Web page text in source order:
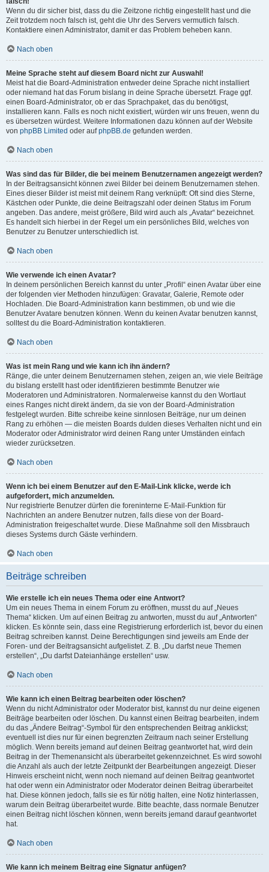
Wenn du dir sicher bist, dass du die Zeitzone richtig eingestellt hast und die
Zeit trotzdem noch falsch ist, geht die Uhr des Servers vermutlich falsch.
Kontaktiere einen Administrator, damit er das Problem beheben kann.
Nach oben
Meine Sprache steht auf diesem Board nicht zur Auswahl!
Meist hat die Board-Administration entweder deine Sprache nicht installiert
oder niemand hat das Forum bislang in deine Sprache übersetzt. Frage ggf.
einen Board-Administrator, ob er das Sprachpaket, das du benötigst,
installieren kann. Falls es noch nicht existiert, würden wir uns freuen, wenn du
es übersetzen würdest. Weitere Informationen dazu können auf der Website
von phpBB Limited oder aufphpBB.de gefunden werden.
Nach oben
Was sind das für Bilder, die bei meinem Benutzernamen angezeigt werden?
In der Beitragsansicht können zwei Bilder bei deinem Benutzernamen stehen.
Eines dieser Bilder ist meist mit deinem Rang verknüpft: Oft sind dies Sterne,
Kästchen oder Punkte, die deine Beitragszahl oder deinen Status im Forum
angeben. Das andere, meist größere, Bild wird auch als „Avatar“ bezeichnet.
Es handelt sich hierbei in der Regel um ein persönliches Bild, welches von
Benutzer zu Benutzer unterschiedlich ist.
Nach oben
Wie verwende ich einen Avatar?
In deinem persönlichen Bereich kannst du unter „Profil“ einen Avatar über eine
der folgenden vier Methoden hinzufügen: Gravatar, Galerie, Remote oder
Hochladen. Die Board-Administration kann bestimmen, ob und wie die
Benutzer Avatare benutzen können. Wenn du keinen Avatar benutzen kannst,
solltest du die Board-Administration kontaktieren.
Nach oben
Was ist mein Rang und wie kann ich ihn ändern?
Ränge, die unter deinem Benutzernamen stehen, zeigen an, wie viele Beiträge
du bislang erstellt hast oder identifizieren bestimmte Benutzer wie
Moderatoren und Administratoren. Normalerweise kannst du den Wortlaut
eines Ranges nicht direkt ändern, da sie von der Board-Administration
festgelegt wurden. Bitte schreibe keine sinnlosen Beiträge, nur um deinen
Rang zu erhöhen — die meisten Boards dulden dieses Verhalten nicht und ein
Moderator oder Administrator wird deinen Rang unter Umständen einfach
wieder zurücksetzen.
Nach oben
Wenn ich bei einem Benutzer auf den E-Mail-Link klicke, werde ich
aufgefordert, mich anzumelden.
Nur registrierte Benutzer dürfen die foreninterne E-Mail-Funktion für
Nachrichten an andere Benutzer nutzen, falls diese von der Board-
Administration freigeschaltet wurde. Diese Maßnahme soll den Missbrauch
dieses Systems durch Gäste verhindern.
Nach oben
Beiträge schreiben
Wie erstelle ich ein neues Thema oder eine Antwort?
Um ein neues Thema in einem Forum zu eröffnen, musst du auf „Neues
Thema“ klicken. Um auf einen Beitrag zu antworten, musst du auf „Antworten“
klicken. Es könnte sein, dass eine Registrierung erforderlich ist, bevor du einen
Beitrag schreiben kannst. Deine Berechtigungen sind jeweils am Ende der
Foren- und der Beitragsansicht aufgelistet. Z. B. „Du darfst neue Themen
erstellen“, „Du darfst Dateianhänge erstellen“ usw.
Nach oben
Wie kann ich einen Beitrag bearbeiten oder löschen?
Wenn du nicht Administrator oder Moderator bist, kannst du nur deine eigenen
Beiträge bearbeiten oder löschen. Du kannst einen Beitrag bearbeiten, indem
du das „Ändere Beitrag“-Symbol für den entsprechenden Beitrag anklickst;
eventuell ist dies nur für einen begrenzten Zeitraum nach seiner Erstellung
möglich. Wenn bereits jemand auf deinen Beitrag geantwortet hat, wird dein
Beitrag in der Themenansicht als überarbeitet gekennzeichnet. Es wird sowohl
die Anzahl als auch der letzte Zeitpunkt der Bearbeitungen angezeigt. Dieser
Hinweis erscheint nicht, wenn noch niemand auf deinen Beitrag geantwortet
hat oder wenn ein Administrator oder Moderator deinen Beitrag überarbeitet
hat. Diese können jedoch, falls sie es für nötig halten, eine Notiz hinterlassen,
warum dein Beitrag überarbeitet wurde. Bitte beachte, dass normale Benutzer
einen Beitrag nicht löschen können, wenn bereits jemand darauf geantwortet
hat.
Nach oben
Wie kann ich meinem Beitrag eine Signatur anfügen?